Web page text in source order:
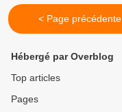
< Page précédente
Hébergé par Overblog
Top articles
Pages